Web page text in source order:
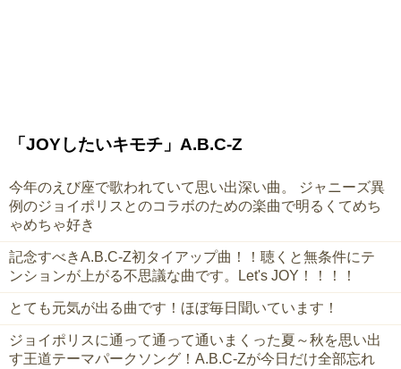
「JOYしたいキモチ」A.B.C-Z
今年のえび座で歌われていて思い出深い曲。 ジャニーズ異
例のジョイポリスとのコラボのための楽曲で明るくてめち
ゃめちゃ好き
記念すべきA.B.C-Z初タイアップ曲！！聴くと無条件にテ
ンションが上がる不思議な曲です。Let's JOY！！！！
とても元気が出る曲です！ほぼ毎日聞いています！
ジョイポリスに通って通って通いまくった夏～秋を思い出
す王道テーマパークソング！A.B.C-Zが今日だけ全部忘れ